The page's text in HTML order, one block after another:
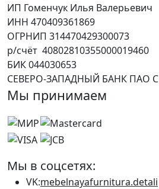
ИП Гоменчук Илья Валерьевич
ИНН 470409361869
ОГРНИП 314470429300073
р/счёт 40802810355000019460
БИК 044030653
СЕВЕРО-ЗАПАДНЫЙ БАНК ПАО
Мы принимаем
Мы в соцсетях:
VK:mebelnayafurnitura.detali